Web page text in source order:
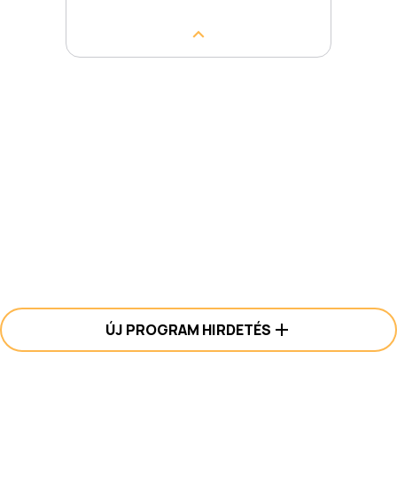
ÚJ PROGRAM HIRDETÉS